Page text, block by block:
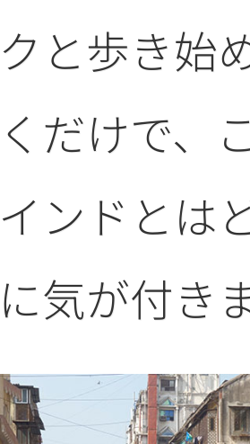
と歩き始
だけで、
ンドとは
気が付き